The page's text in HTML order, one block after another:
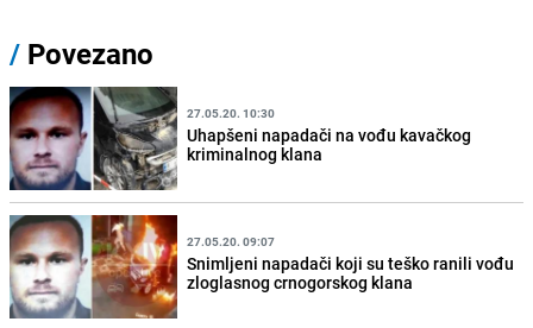
/ Povezano
27.05.20. 10:30
Uhapšeni napadači na vođu kavačkog
kriminalnog klana
27.05.20. 09:07
Snimljeni napadači koji su teško ranili vođu
zloglasnog crnogorskog klana